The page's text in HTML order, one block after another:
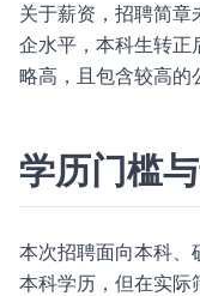
关于薪资，招聘简章
企水平，本科生转
略高，且包含较高的
学历门槛
本次招聘面向本科、
本科学历，但在实际